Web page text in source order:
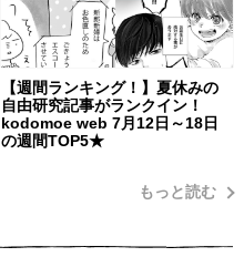
【週間ランキング！】夏休みの
自由研究記事がランクイン！
kodomoe web 7月12日～18日
の週間TOP5★
もっと読む